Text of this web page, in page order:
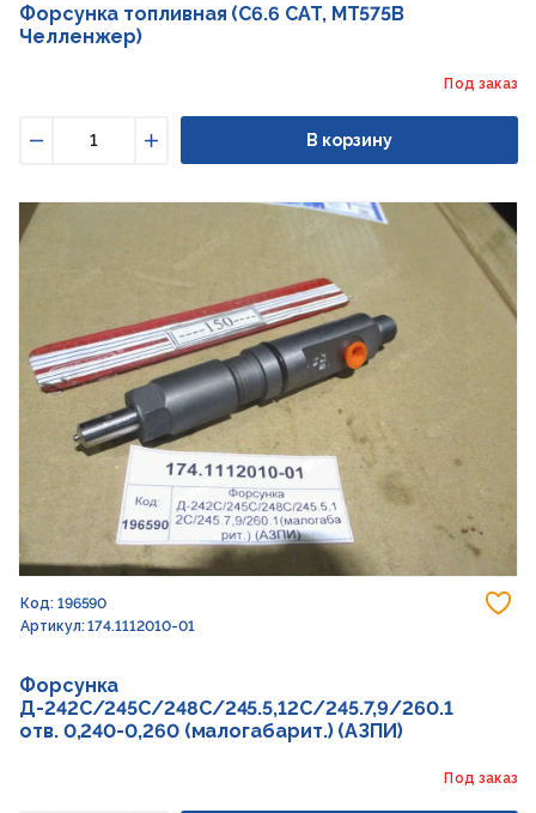
Форсунка топливная (C6.6 CAT, MT575B
Челленжер)
Под заказ
Увеличить
В корзину
Код: 196590
Артикул: 174.1112010-01
Форсунка
Д-242С/245С/248С/245.5,12С/245.7,9/260.1
отв. 0,240-0,260 (малогабарит.) (АЗПИ)
Под заказ